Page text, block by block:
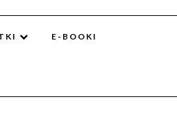
E-BOOKI